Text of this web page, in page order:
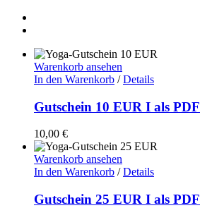
Warenkorb ansehen
In den Warenkorb / Details
Gutschein 10 EUR I als PDF
10,00 €
Warenkorb ansehen
In den Warenkorb / Details
Gutschein 25 EUR I als PDF